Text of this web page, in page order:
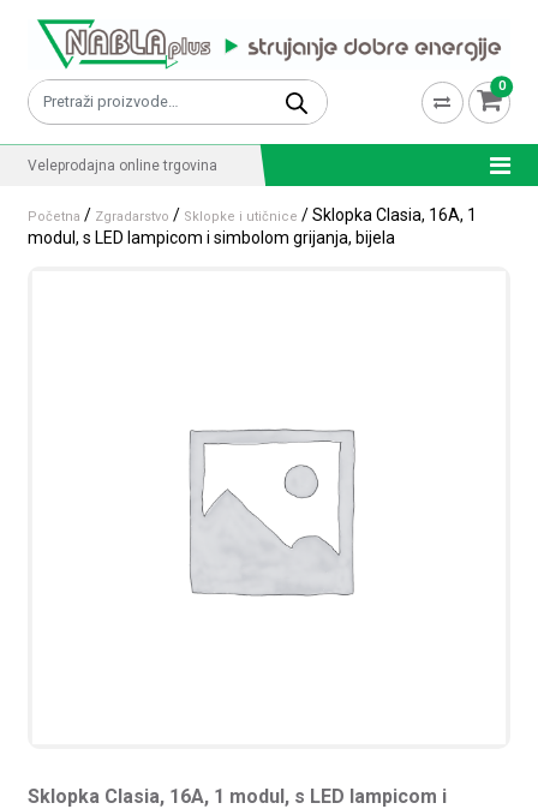
Pretraži: 0
Veleprodajna online trgovina
Početna / Zgradarstvo / Sklopke i utičnice / Sklopka Clasia, 16A, 1
modul, s LED lampicom i simbolom grijanja, bijela
Sklopka Clasia, 16A, 1 modul, s LED lampicom i